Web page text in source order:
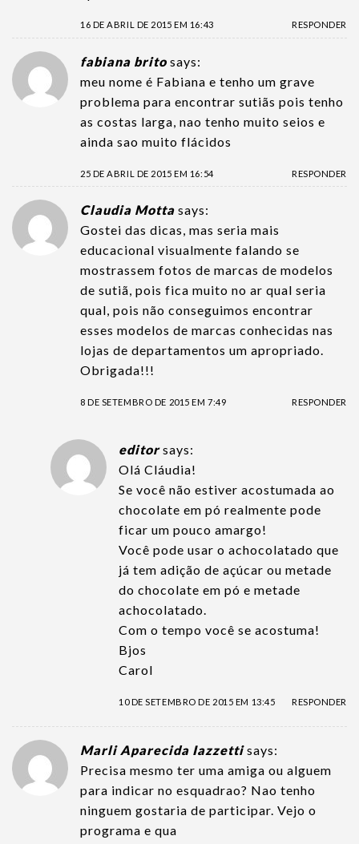
16 DE ABRIL DE 2015 EM 16:43 RESPONDER
fabiana brito says:
meu nome é Fabiana e tenho um grave
problema para encontrar sutiãs pois tenho
as costas larga, nao tenho muito seios e
ainda sao muito flácidos
25 DE ABRIL DE 2015 EM 16:54 RESPONDER
Claudia Motta says:
Gostei das dicas, mas seria mais
educacional visualmente falando se
mostrassem fotos de marcas de modelos
de sutiã, pois fica muito no ar qual seria
qual, pois não conseguimos encontrar
esses modelos de marcas conhecidas nas
lojas de departamentos um apropriado.
Obrigada!!!
8 DE SETEMBRO DE 2015 EM 7:49 RESPONDER
editor says:
Olá Cláudia!
Se você não estiver acostumada ao
chocolate em pó realmente pode
ficar um pouco amargo!
Você pode usar o achocolatado que
já tem adição de açúcar ou metade
do chocolate em pó e metade
achocolatado.
Com o tempo você se acostuma!
Bjos
Carol
10 DE SETEMBRO DE 2015 EM 13:45 RESPONDER
Marli Aparecida Iazzetti says:
Precisa mesmo ter uma amiga ou alguem
para indicar no esquadrao? Nao tenho
ninguem gostaria de participar. Vejo o
programa e qua